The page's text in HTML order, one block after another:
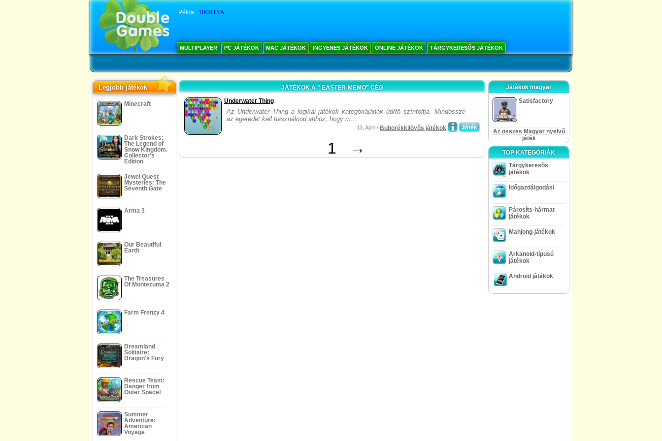
Példa: 1000 LYA
MULTIPLAYER PC JÁTÉKOK MAC JÁTÉKOK INGYENES JÁTÉKOK ONLINE JÁTÉKOK TÁRGYKERESŐS JÁTÉKOK
Legjobb játékok
Minecraft
Dark Strokes:
The Legend of
Snow Kingdom.
Collector's
Edition
Jewel Quest
Mysteries: The
Seventh Gate
Arma 3
Our Beautiful
Earth
The Treasures
Of Montezuma 2
Farm Frenzy 4
Dreamland
Solitaire:
Dragon's Fury
Rescue Team:
Danger from
Outer Space!
Summer
Adventure:
American
Voyage
JÁTÉKOK A " EASTER-MEMO" CÉG
Underwater Thing
Az Underwater Thing a logikai játékok kategóriájának üdítő színfoltja. Mindössze
az egeredet kell használnod ahhoz, hogy m...
Játék
13, April / Buborékkilövős játékok
1 →
Játékok magyar
Satisfactory
Az összes Magyar nyelvű
játék
TOP KATEGÓRIÁK
Tárgykeresős
játékok
Időgazdálgodási
Párosíts-hármat
játékok
Mahjong-játékok
Arkanoid-típusú
játékok
Android játékok